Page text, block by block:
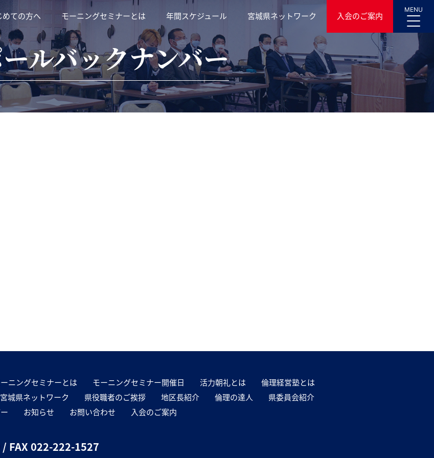
めての方へ モーニングセミナーとは 年間スケジュール 宮城県ネットワーク 入会のご案内
MENU
ルバックナンバー
ニングセミナーとは モーニングセミナー開催日 活力朝礼とは
倫理経営塾とは
宮城県ネットワーク 県役職者のご挨拶 地区長紹介 倫理の達人
県委員会紹介
お知らせ お問い合わせ 入会のご案内
/ FAX 022-222-1527